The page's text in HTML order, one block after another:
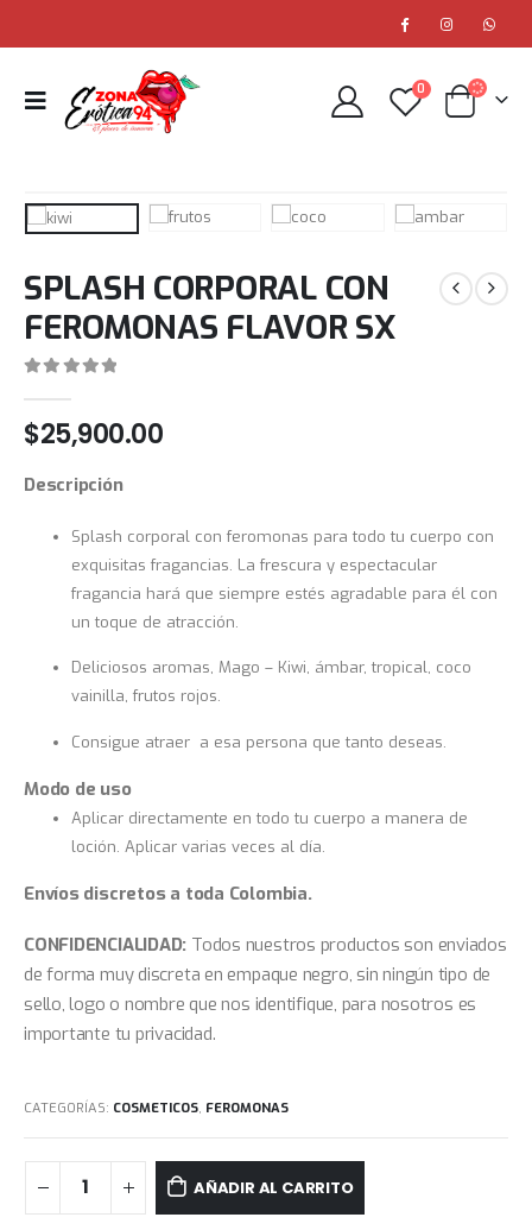
0
SPLASH CORPORAL CON
FEROMONAS FLAVOR SX
$25,900.00
Descripción
Splash corporal con feromonas para todo tu cuerpo con
exquisitas fragancias. La frescura y espectacular
fragancia hará que siempre estés agradable para él con
un toque de atracción.
Deliciosos aromas, Mago – Kiwi, ámbar, tropical, coco
vainilla, frutos rojos.
Consigue atraer a esa persona que tanto deseas.
Modo de uso
Aplicar directamente en todo tu cuerpo a manera de
loción. Aplicar varias veces al día.
Envíos discretos a toda Colombia.
CONFIDENCIALIDAD: Todos nuestros productos son enviados
de forma muy discreta en empaque negro, sin ningún tipo de
sello, logo o nombre que nos identifique, para nosotros es
importante tu privacidad.
CATEGORÍAS: COSMETICOS, FEROMONAS
AÑADIR AL CARRITO